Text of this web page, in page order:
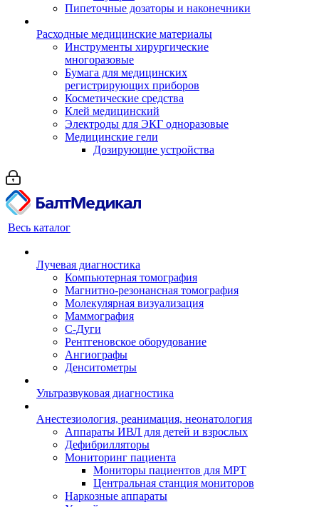
Пипеточные дозаторы и наконечники
Расходные медицинские материалы
Инструменты хирургические
многоразовые
Бумага для медицинских
регистрирующих приборов
Косметические средства
Клей медицинский
Электроды для ЭКГ одноразовые
Медицинские гели
Дозирующие устройства
Весь каталог
Лучевая диагностика
Компьютерная томография
Магнитно-резонансная томография
Молекулярная визуализация
Маммография
С-Дуги
Рентгеновское оборудование
Ангиографы
Денситометры
Ультразвуковая диагностика
Анестезиология, реанимация, неонатология
Аппараты ИВЛ для детей и взрослых
Дефибрилляторы
Мониторинг пациента
Мониторы пациентов для МРТ
Центральная станция мониторов
Наркозные аппараты